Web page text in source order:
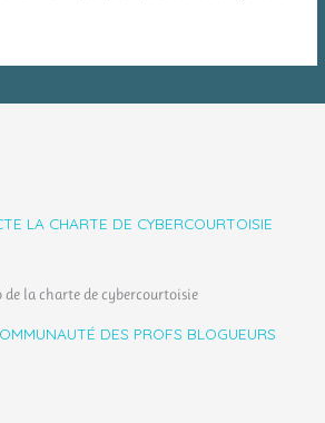
LA CHARTE DE CYBERCOURTOISIE
DES PROFS BLOGUEURS